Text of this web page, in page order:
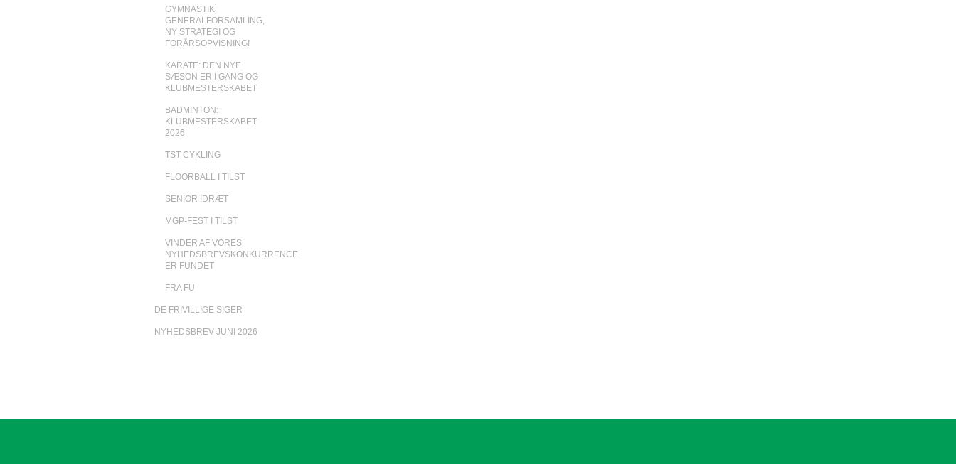
GYMNASTIK:
GENERALFORSAMLING,
NY STRATEGI OG
FORÅRSOPVISNING!
KARATE: DEN NYE
SÆSON ER I GANG OG
KLUBMESTERSKABET
BADMINTON:
KLUBMESTERSKABET
2026
TST CYKLING
FLOORBALL I TILST
SENIOR IDRÆT
MGP-FEST I TILST
VINDER AF VORES
NYHEDSBREVSKONKURRENCE
ER FUNDET
FRA FU
DE FRIVILLIGE SIGER
NYHEDSBREV JUNI 2026